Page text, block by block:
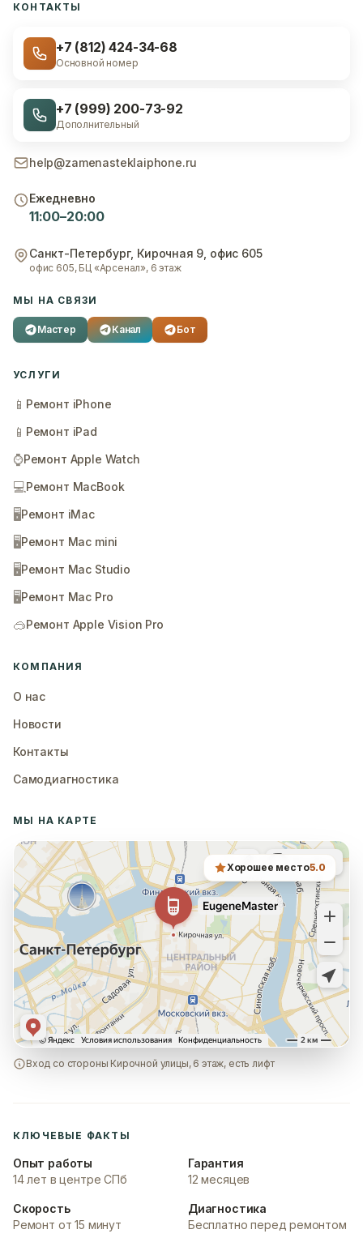
КОНТАКТЫ
+7 (812) 424-34-68
Основной номер
+7 (999) 200-73-92
Дополнительный
help@zamenasteklaiphone.ru
Ежедневно
11:00–20:00
Санкт-Петербург, Кирочная 9, офис 605
офис 605, БЦ «Арсенал», 6 этаж
МЫ НА СВЯЗИ
Мастер Канал Бот
УСЛУГИ
📱 Ремонт iPhone
📱 Ремонт iPad
⌚Ремонт Apple Watch
💻Ремонт MacBook
🖥️Ремонт iMac
🖥️Ремонт Mac mini
🖥️Ремонт Mac Studio
🖥️Ремонт Mac Pro
🥽Ремонт Apple Vision Pro
КОМПАНИЯ
О нас
Новости
Контакты
Самодиагностика
МЫ НА КАРТЕ
Хорошее место5.0
Вход со стороны Кирочной улицы, 6 этаж, есть лифт
КЛЮЧЕВЫЕ ФАКТЫ
Опыт работы
14 лет в центре СПб
Гарантия
12 месяцев
Скорость
Ремонт от 15 минут
Диагностика
Бесплатно перед ремонтом